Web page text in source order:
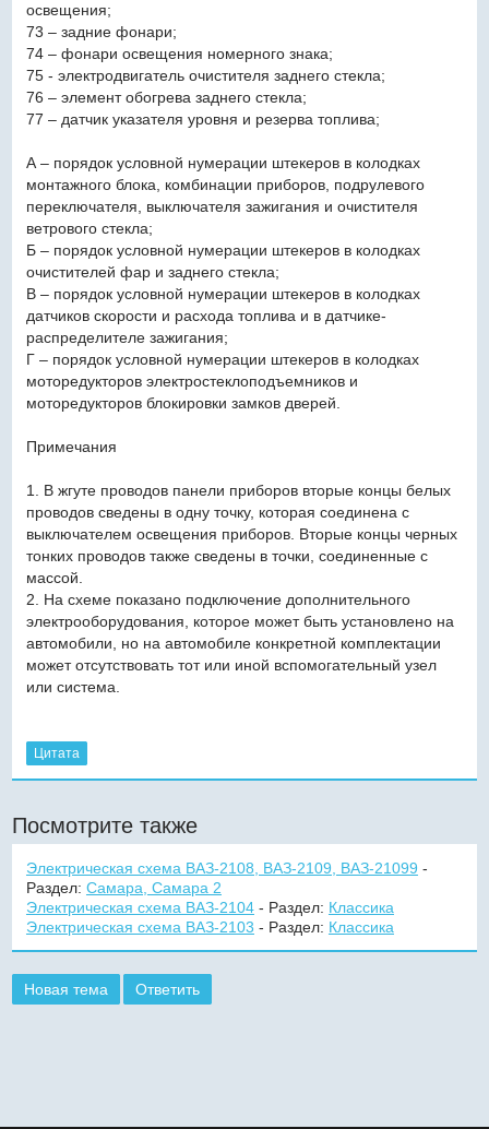
освещения;
73 – задние фонари;
74 – фонари освещения номерного знака;
75 - электродвигатель очистителя заднего стекла;
76 – элемент обогрева заднего стекла;
77 – датчик указателя уровня и резерва топлива;
А – порядок условной нумерации штекеров в колодках
монтажного блока, комбинации приборов, подрулевого
переключателя, выключателя зажигания и очистителя
ветрового стекла;
Б – порядок условной нумерации штекеров в колодках
очистителей фар и заднего стекла;
В – порядок условной нумерации штекеров в колодках
датчиков скорости и расхода топлива и в датчике-
распределителе зажигания;
Г – порядок условной нумерации штекеров в колодках
моторедукторов электростеклоподъемников и
моторедукторов блокировки замков дверей.
Примечания
1. В жгуте проводов панели приборов вторые концы белых
проводов сведены в одну точку, которая соединена с
выключателем освещения приборов. Вторые концы черных
тонких проводов также сведены в точки, соединенные с
массой.
2. На схеме показано подключение дополнительного
электрооборудования, которое может быть установлено на
автомобили, но на автомобиле конкретной комплектации
может отсутствовать тот или иной вспомогательный узел
или система.
Цитата
Посмотрите также
Электрическая схема ВАЗ-2108, ВАЗ-2109, ВАЗ-21099 -
Раздел: Самара, Самара 2
Электрическая схема ВАЗ-2104- Раздел: Классика
Электрическая схема ВАЗ-2103 - Раздел: Классика
Новая тема Ответить